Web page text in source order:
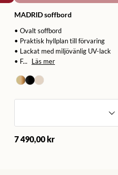
MADRID soffbord
• Ovalt soffbord
• Praktisk hyllplan till förvaring
• Lackat med miljövänlig UV-lack
• F...
Läs mer
7 490,00 kr